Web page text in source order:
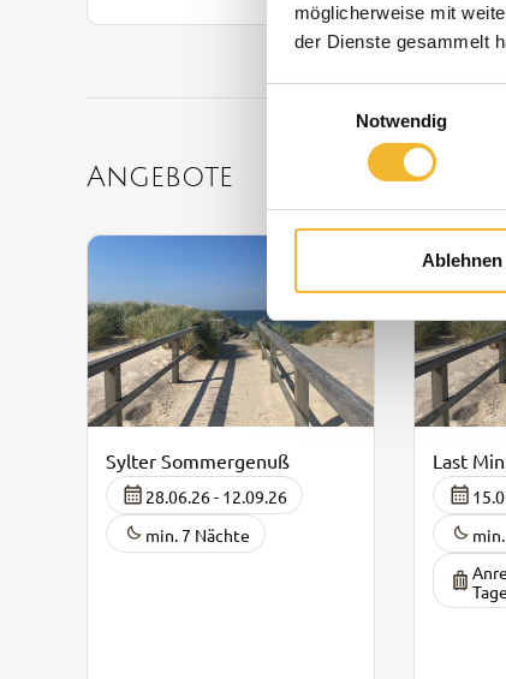
möglicherweise mit
der Dienste gesammelt
Notwendig
Ablehnen
Angebote
Sylter Sommergenuß
28.06.26 - 12.09.26
min. 7 Nächte
Last